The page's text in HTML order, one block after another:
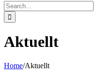
Search
for:
Aktuellt
Home/Aktuellt